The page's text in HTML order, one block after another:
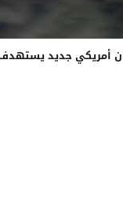
أمريكي جديد